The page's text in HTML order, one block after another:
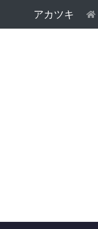
アカツキ